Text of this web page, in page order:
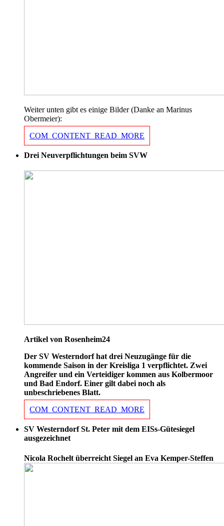
Weiter unten gibt es einige Bilder (Danke an Marinus
Obermeier):
COM_CONTENT_READ_MORE
Drei Neuverpflichtungen beim SVW
Artikel von Rosenheim24
Der SV Westerndorf hat drei Neuzugänge für die
kommende Saison in der Kreisliga 1 verpflichtet. Zwei
Angreifer und ein Verteidiger kommen aus Kolbermoor
und Bad Endorf. Einer gilt dabei noch als
unbeschriebenes Blatt.
COM_CONTENT_READ_MORE
SV Westerndorf St. Peter mit dem EISs-Gütesiegel
ausgezeichnet
Nicola Rochelt überreicht Siegel an Eva Kemper-Steffen